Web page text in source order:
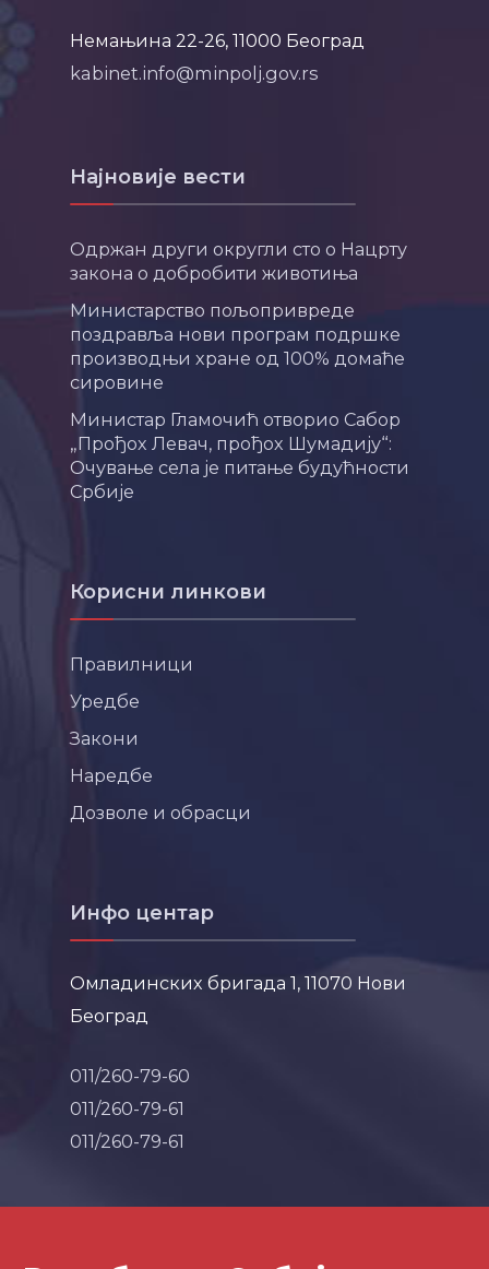
Немањина 22-26, 11000 Београд
kabinet.info@minpolj.gov.rs
Најновије вести
Одржан други округли сто о Нацрту
закона о добробити животиња
Министарство пољопривреде
поздравља нови програм подршке
производњи хране од 100% домаће
сировине
Министар Гламочић отворио Сабор
„Прођох Левач, прођох Шумадију“:
Очување села је питање будућности
Србије
Корисни линкови
Правилници
Уредбе
Закони
Наредбе
Дозволе и обрасци
Инфо центар
Омладинских бригада 1, 11070 Нови
Београд
011/260-79-60
011/260-79-61
011/260-79-61